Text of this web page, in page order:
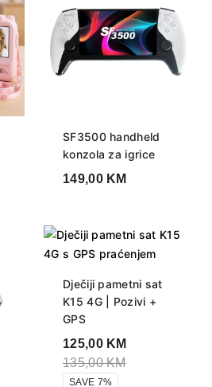
SF3500 handheld
konzola za igrice
149,00 KM
Dječiji pametni sat
K15 4G | Pozivi +
GPS
125,00 KM
135,00KM
SAVE 7%